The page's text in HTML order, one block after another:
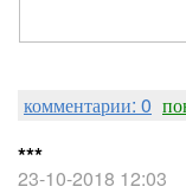
комментарии: 0
***
23-10-2018 12:03